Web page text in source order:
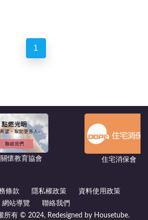
1
協會 住宅消保會
條款 隱私權政策
資料使用政策
網站導覽
聯絡我們
所有 © 2024, Redesigned by Housetube.